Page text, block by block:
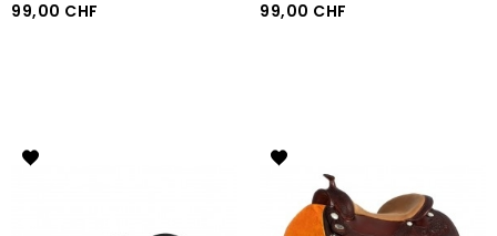
99,00 CHF 99,00 CHF